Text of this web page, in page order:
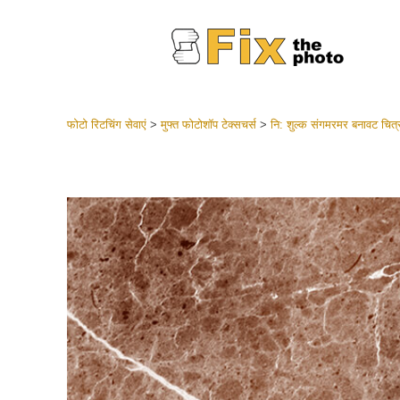
शादी की
बेस्ट
मोबाइल
फोटो रिटचिंग सेवाएं>मुफ्त फोटोशॉप टेक्सचर्स>नि: शुल्क संगमरमर बनावट